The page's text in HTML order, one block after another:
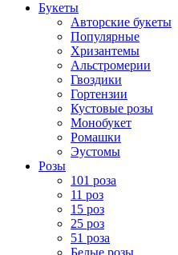
Букеты
Авторские букеты
Популярные
Хризантемы
Альстромерии
Гвоздики
Гортензии
Кустовые розы
Монобукет
Ромашки
Эустомы
Розы
101 роза
11 роз
15 роз
25 роз
51 роза
Белые розы